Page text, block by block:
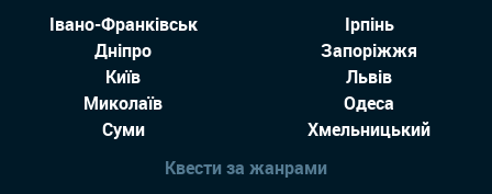
Івано-Франківськ
Ірпінь
Дніпро
Запоріжжя
Київ
Львів
Миколаїв
Одеса
Суми
Хмельницький
Квести за жанрами